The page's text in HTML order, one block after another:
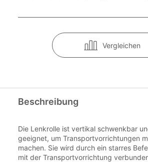
Vergleichen
Beschreibung
Die Lenkrolle ist vertikal schwenkbar
geeignet, um Transportvorrichtungen
machen. Sie wird durch ein starres
mit der Transportvorrichtung